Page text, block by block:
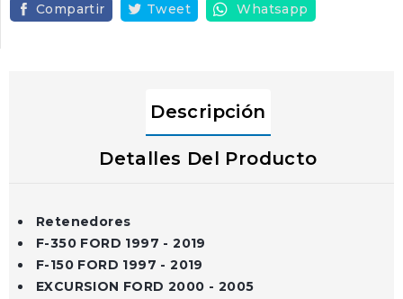
Compartir Tweet Whatsapp
Descripción
Detalles Del Producto
Retenedores
F-350 FORD 1997 - 2019
F-150 FORD 1997 - 2019
EXCURSION FORD 2000 - 2005